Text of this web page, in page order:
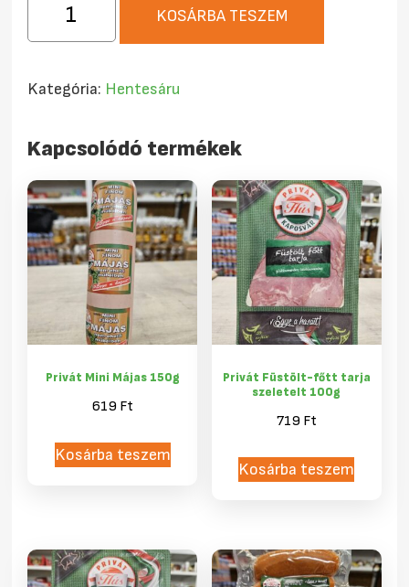
Soproni
felvágott
mennyiség
KOSÁRBA TESZEM
Kategória: Hentesáru
Kapcsolódó termékek
Privát Mini Májas 150g
619 Ft
Kosárba teszem
Privát Füstölt-főtt tarja
szeletelt 100g
719 Ft
Kosárba teszem